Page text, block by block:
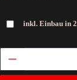
inkl. Einbau in